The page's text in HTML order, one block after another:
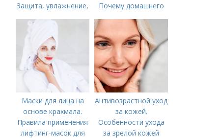
Защита, увлажнение,
Почему домашнего
Маски для лица на
основе крахмала.
Правила применения
лифтинг-масок для
Антивозрастной уход
за кожей.
Особенности ухода
за зрелой кожей